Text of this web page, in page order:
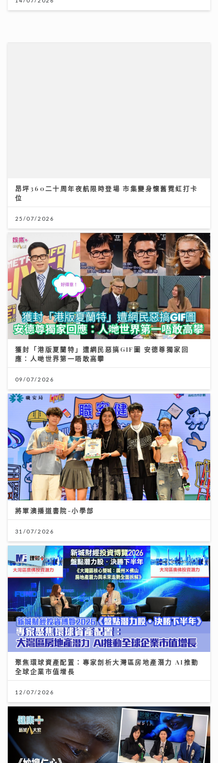
獲封「港版夏蘭特」遭網民惡搞GIF圖 安德尊獨家回
應：人哋世界第一唔敢高攀
09/07/2026
將軍澳播道書院-小學部
31/07/2026
聚焦環球資產配置：專家剖析大灣區房地產潛力 AI推動
全球企業市值增長
12/07/2026